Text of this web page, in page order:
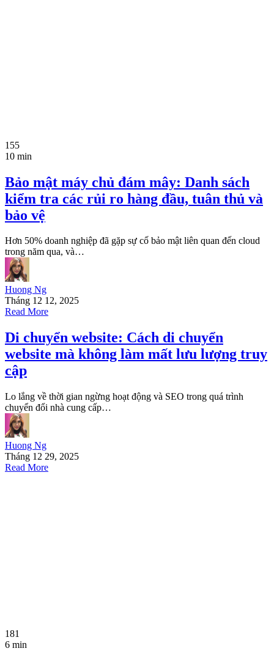
155
10 min
Bảo mật máy chủ đám mây: Danh sách
kiểm tra các rủi ro hàng đầu, tuân thủ và
bảo vệ
Hơn 50% doanh nghiệp đã gặp sự cố bảo mật liên quan đến cloud
trong năm qua, và…
Huong Ng
Tháng 12 12, 2025
Read More
Di chuyển website: Cách di chuyển
website mà không làm mất lưu lượng truy
cập
Lo lắng về thời gian ngừng hoạt động và SEO trong quá trình
chuyển đổi nhà cung cấp…
Huong Ng
Tháng 12 29, 2025
Read More
181
6 min